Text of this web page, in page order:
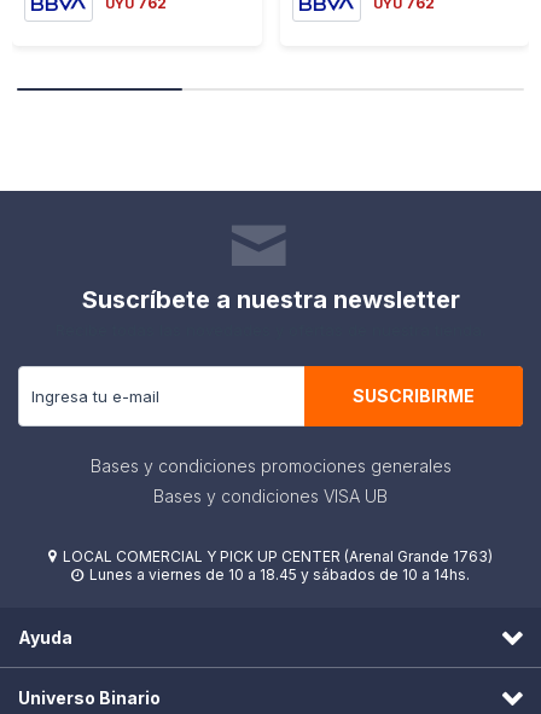
UYU UYU
Suscríbete a nuestra newsletter
SUSCRIBIRME
Bases y condiciones promociones generales
Bases y condiciones VISA UB
 LOCAL COMERCIAL Y PICK UP CENTER (Arenal Grande 1763)
 Lunes a viernes de 10 a 18.45 y sábados de 10 a 14hs.
Ayuda
Universo Binario